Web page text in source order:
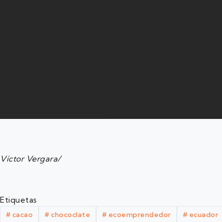
Víctor Vergara/
Etiquetas
# cacao # chococlate # ecoemprendedor # ecuador